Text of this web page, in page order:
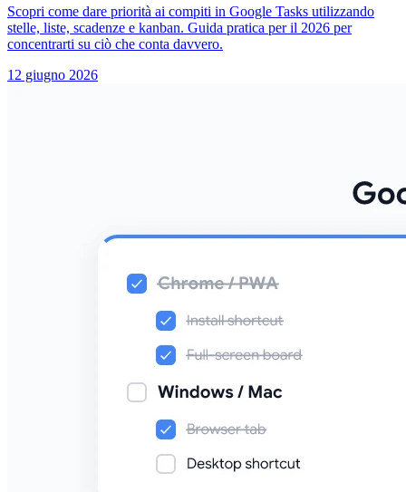
Scopri come dare priorità ai compiti in Google Tasks utilizzando
stelle, liste, scadenze e kanban. Guida pratica per il 2026 per
concentrarti su ciò che conta davvero.
12 giugno 2026